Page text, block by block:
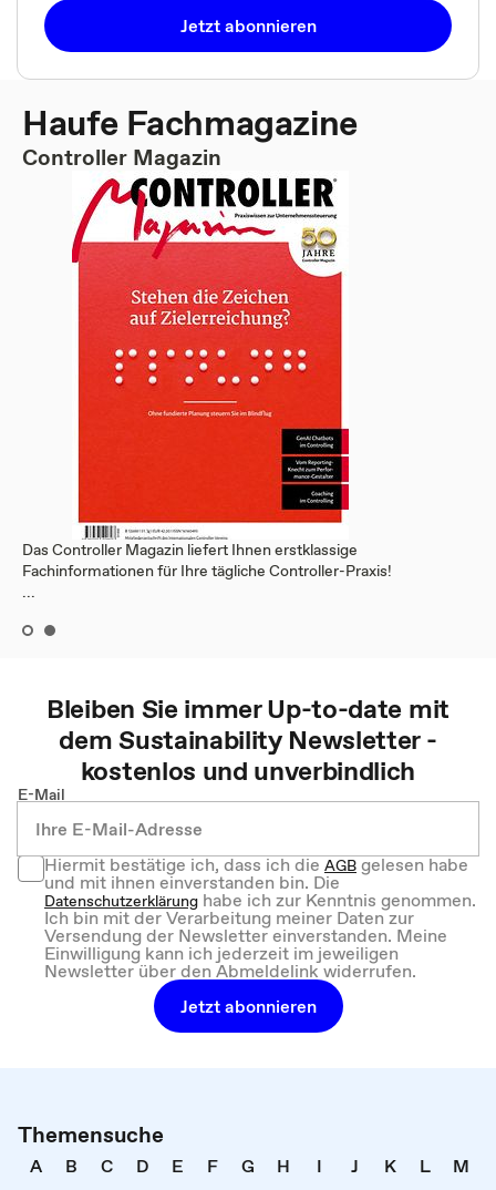
Jetzt abonnieren
Haufe Fachmagazine
Controller Magazin
Das Controller Magazin liefert Ihnen erstklassige
Fachinformationen für Ihre tägliche Controller-Praxis!
...
Bleiben Sie immer Up-to-date mit
demSustainability Newsletter -
kostenlos und unverbindlich
E-Mail
Hiermit bestätige ich, dass ich dieAGBgelesen habe
und mit ihnen einverstanden bin. Die
Datenschutzerklärung habe ich zur Kenntnis genommen.
Ich bin mit der Verarbeitung meiner Daten zur
Versendung der Newsletter einverstanden. Meine
Einwilligung kann ich jederzeit im jeweiligen
Newsletter über den Abmeldelink widerrufen.
Jetzt abonnieren
Themensuche
A B C D E F G H I J K L
M